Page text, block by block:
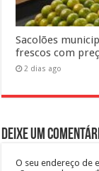
Sacolões
frescos com
2 dias ago
Deixe um
O seu endereço de